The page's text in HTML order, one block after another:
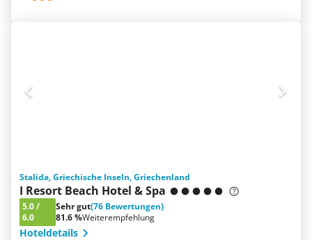
Stalida, Griechische Inseln, Griechenland
I Resort Beach Hotel & Spa
5.0/
6.0
Sehr gut(76 Bewertungen)
81.6 %Weiterempfehlung
Hoteldetails